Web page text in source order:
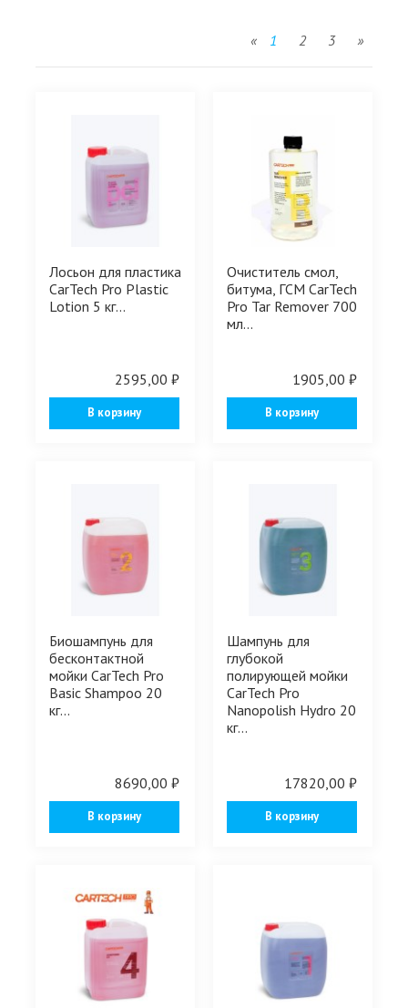
« 1 2 3 »
Лосьон для пластика
CarTech Pro Plastic
Lotion 5 кг...
2595,00 ₽
В корзину
Очиститель смол,
битума, ГСМ CarTech
Pro Tar Remover 700
мл...
1905,00 ₽
В корзину
Биошампунь для
бесконтактной
мойки CarTech Pro
Basic Shampoo 20
кг...
8690,00 ₽
В корзину
Шампунь для
глубокой
полирующей мойки
CarTech Pro
Nanopolish Hydro 20
кг...
17820,00 ₽
В корзину